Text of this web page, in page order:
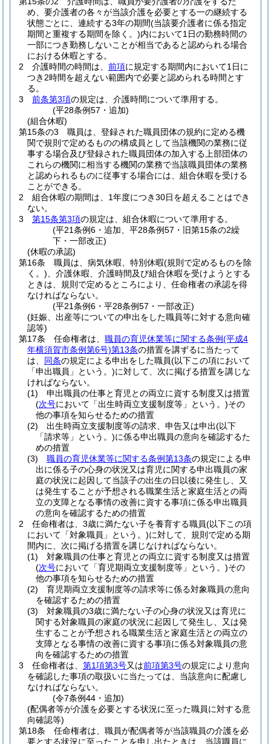
め、要介護者の各々が当該介護を必要とする一の継続する
状態ごとに、連続する3年の期間(当該要介護者に係る指定
期間と重複する期間を除く。)内において1日の勤務時間の
一部につき勤務しないことが相当であると認められる場合
における休暇とする。
2
介護時間の時間は、 前項に規定する期間内において1日に
つき2時間を超えない範囲内で必要と認められる時間とす
る。
3
前条第3項の規定は、介護時間について準用する。
(平28条例57・追加)
(組合休暇)
第15条の3
職員は、登録された職員団体の規約に定める機
関で規則で定めるものの構成員として当該機関の業務に従
事する場合及び登録された職員団体の加入する上部団体の
これらの機関に相当する機関の業務で当該職員団体の業務
と認められるものに従事する場合には、組合休暇を受ける
ことができる。
2
組合休暇の期間は、1年度につき30日を超えることはでき
ない。
3
第15条第3項の規定は、組合休暇について準用する。
(平21条例6・追加、平28条例57・旧第15条の2繰
下・一部改正)
(休暇の承認)
第16条
職員は、病気休暇、特別休暇(規則で定めるものを除
く。) 、介護休暇、介護時間及び組合休暇を受けようとする
ときは、規則で定めるところにより、任命権者の承認を得
なければならない。
(平21条例6・平28条例57・一部改正)
(妊娠、出産等についての申出をした職員等に対する意向確
認等)
第17条
任命権者は、 職員の育児休業等に関する条例(平成4
年横須賀市条例第6号)第13条の措置を講ずるに当たって
は、 同条の規定による申出をした職員(以下この項において
「申出職員」という。)に対して、次に掲げる措置を講じな
ければならない。
(1)
申出職員の仕事と育児との両立に資する制度又は措置
(次号において「出生時両立支援制度等」という。)その
他の事項を知らせるための措置
(2)
出生時両立支援制度等の請求、申告又は申出(以下
「請求等」という。)に係る申出職員の意向を確認するた
めの措置
(3)
職員の育児休業等に関する条例第13条の規定による申
出に係る子の心身の状況又は育児に関する申出職員の家
庭の状況に起因して当該子の出生の日以後に発生し、又
は発生することが予想される職業生活と家庭生活との両
立の支障となる事情の改善に資する事項に係る申出職員
の意向を確認するための措置
2
任命権者は、3歳に満たない子を養育する職員(以下この項
において「対象職員」という。)に対して、規則で定める期
間内に、次に掲げる措置を講じなければならない。
(1)
対象職員の仕事と育児との両立に資する制度又は措置
(次号において「育児期両立支援制度等」という。)その
他の事項を知らせるための措置
(2)
育児期両立支援制度等の請求等に係る対象職員の意向
を確認するための措置
(3)
対象職員の3歳に満たない子の心身の状況又は育児に
関する対象職員の家庭の状況に起因して発生し、又は発
生することが予想される職業生活と家庭生活との両立の
支障となる事情の改善に資する事項に係る対象職員の意
向を確認するための措置
3
任命権者は、 第1項第3号又は前項第3号の規定により意向
を確認した事項の取扱いに当たっては、当該意向に配慮し
なければならない。
(令7条例44・追加)
(配偶者等が介護を必要とする状況に至った職員に対する意
向確認等)
第18条
任命権者は、職員が配偶者等が当該職員の介護を必
要とする状況に至ったことを申し出たときは、当該職員に